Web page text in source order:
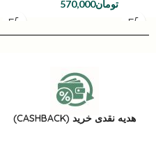
تومان570,000
هدیه نقدی خرید (CASHBACK)